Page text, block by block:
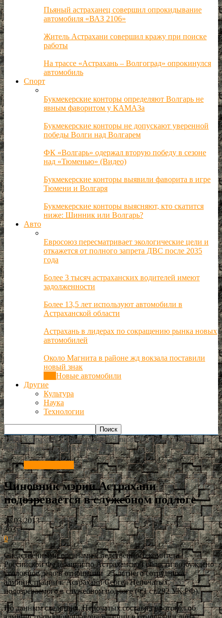
Пьяный астраханец совершил опрокидывание
автомобиля «ВАЗ 2106»
Житель Астрахани совершил кражу при поиске
работы
На трассе «Астрахань – Волгоград» опрокинулся
автомобиль
Спорт
Букмекерские конторы определяют Волгарь не
явным фаворитом у КАМАЗа
Букмекерские конторы не допускают уверенной
победы Волги над Волгарем
ФК «Волгарь» одержал вторую победу в сезоне
над «Тюменью» (Видео)
Букмекерские конторы выявили фаворита в игре
Тюмени и Волгаря
Букмекерские конторы выясняют, кто скатится
ниже: Шинник или Волгарь?
Авто
Евросоюз пересматривает экологические цели и
откажется от полного запрета ДВС после 2035
года
Более 3 тысяч астраханских водителей имеют
задолженности
Более 13,5 лет используют автомобили в
Астраханской области
Астрахань в лидерах по сокращению рынка новых
автомобилей
Около Магнита в районе жд вокзала поставили
новый знак
Новые автомобили
Другие
Культура
Наука
Технологии
РИА Астрахань Происшествия Чиновник мэрии Астрахани
подозревается в служебном подлоге
Чиновник мэрии Астрахани
подозревается в служебном подлоге
26.03.2013
303
0
Следственными органами Следственного комитета
Российской Федерации по Астраханской области возбуждено
уголовное дело в отношении 25-летнего сотрудника
администрации г. Астрахани Сергея Непочатых,
подозреваемого в служебном подлоге (ч.1 ст.292 УК РФ).
По данным следствия, Непочатых составил протокол об